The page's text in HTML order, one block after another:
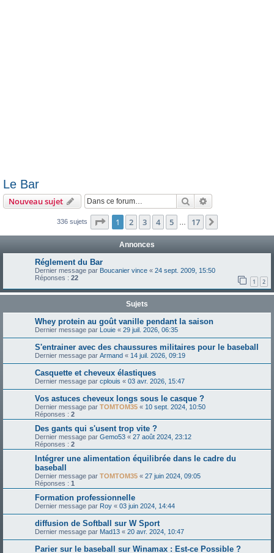
Le Bar
Nouveau sujet Rechercher
336 sujets Page 1sur17
1 2 3 4 5 17
Annonces
Réglement du Bar
Dernier message par Boucanier vince « 24 sept. 2009, 15:50
Réponses : 22 1 2
Sujets
Whey protein au goût vanille pendant la saison
Dernier message par Louie « 29 juil. 2026, 06:35
S'entrainer avec des chaussures militaires pour le baseball
Dernier message par Armand « 14 juil. 2026, 09:19
Casquette et cheveux élastiques
Dernier message par cplouis « 03 avr. 2026, 15:47
Vos astuces cheveux longs sous le casque ?
Dernier message par TOMTOM35 « 10 sept. 2024, 10:50
Réponses : 2
Des gants qui s'usent trop vite ?
Dernier message par Gemo53 « 27 août 2024, 23:12
Réponses : 2
Intégrer une alimentation équilibrée dans le cadre du
baseball
Dernier message par TOMTOM35 « 27 juin 2024, 09:05
Réponses : 1
Formation professionnelle
Dernier message par Roy « 03 juin 2024, 14:44
diffusion de Softball sur W Sport
Dernier message par Mad13 « 20 avr. 2024, 10:47
Parier sur le baseball sur Winamax : Est-ce Possible ?